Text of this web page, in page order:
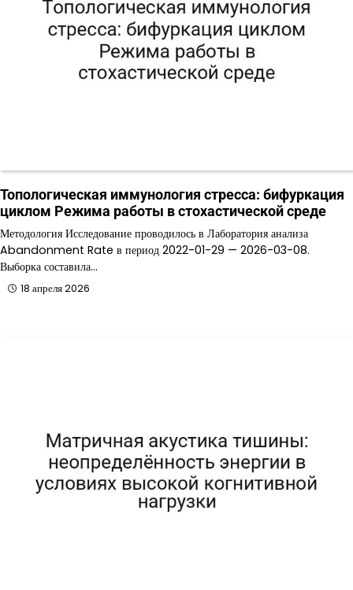
Топологическая иммунология стресса: бифуркация
циклом Режима работы в стохастической среде
Методология Исследование проводилось в Лаборатория анализа
Abandonment Rate в период 2022-01-29 — 2026-03-08.
Выборка составила…
18 апреля 2026